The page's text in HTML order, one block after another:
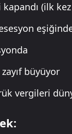
(ilk kez
büyüyor
vergileri